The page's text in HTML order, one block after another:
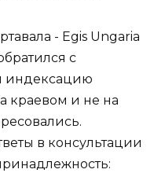
- Egis Ungaria
с
индексацию
краевом и не на
в консультации